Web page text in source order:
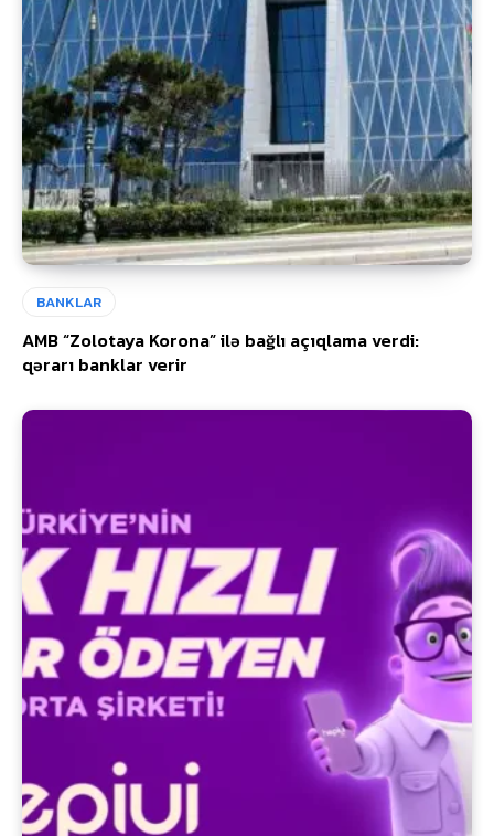
BANKLAR
AMB “Zolotaya Korona” ilə bağlı açıqlama verdi:
qərarı banklar verir